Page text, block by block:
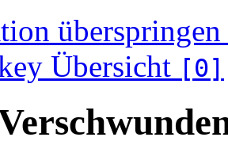
überspringen
Übersicht [0]